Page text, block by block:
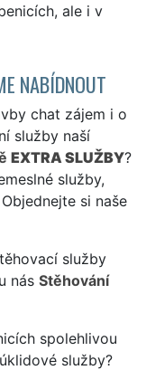
ale i v
NABÍDNOUT
chat zájem i o
služby naší
EXTRA SLUŽBY?
služby,
si naše
služby
nás Stěhování
spolehlivou
služby?